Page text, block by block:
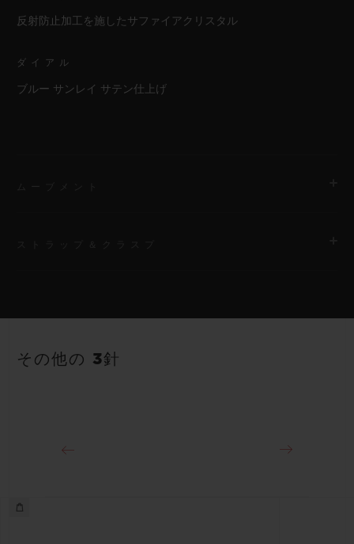
反射防止加工を施したサファイアクリスタル
ダイアル
ブルー サンレイ サテン仕上げ
約48時間
ストラップ
その他の 3針